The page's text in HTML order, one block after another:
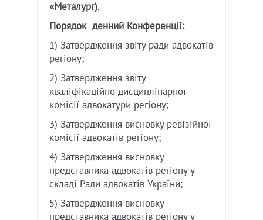
«Металург).
Порядок денний Конференції:
1) Затвердження звіту ради адвокатів
регіону;
2) Затвердження звіту
кваліфікаційно-дисциплінарної
комісії адвокатури регіону;
3) Затвердження висновку ревізійної
комісії адвокатів регіону;
4) Затвердження висновку
представника адвокатів регіону у
складі Ради адвокатів України;
5) Затвердження висновку
представника адвокатів регіону у